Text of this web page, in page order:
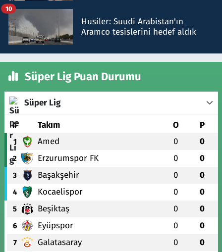
Husiler: Suudi Arabistan'ın
Aramco tesislerini hedef aldık
10
Süper Lig Puan Durumu
Süper Lig
# Takım O P
1 Amed 0 0
2 Erzurumspor FK 0 0
3 Başakşehir 0 0
4 Kocaelispor 0 0
5 Beşiktaş 0 0
6 Eyüpspor 0 0
7 Galatasaray 0 0